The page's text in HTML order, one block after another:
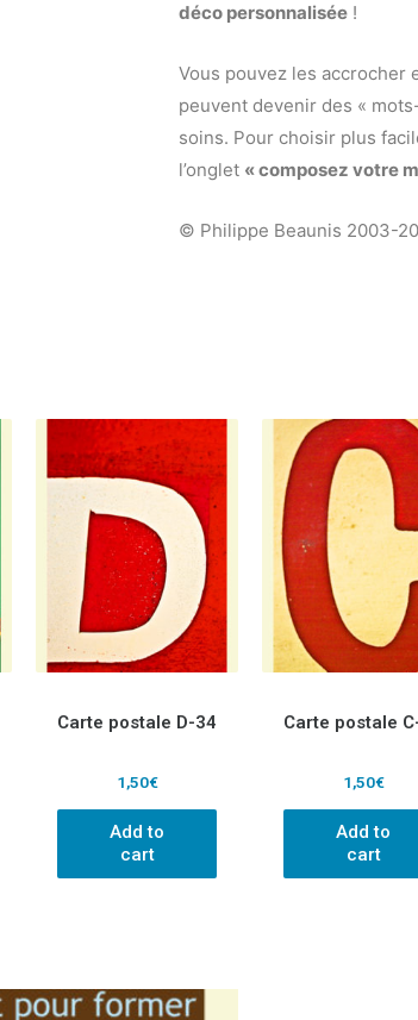
déco personnalisée !
Vous pouvez les accrocher
peuvent devenir des «
soins. Pour choisir plus
l’onglet « composez votre
© Philippe Beaunis 2003-
Carte postale D-34
1,50€
Add to
cart
Carte postale
1,50€
Add to
cart